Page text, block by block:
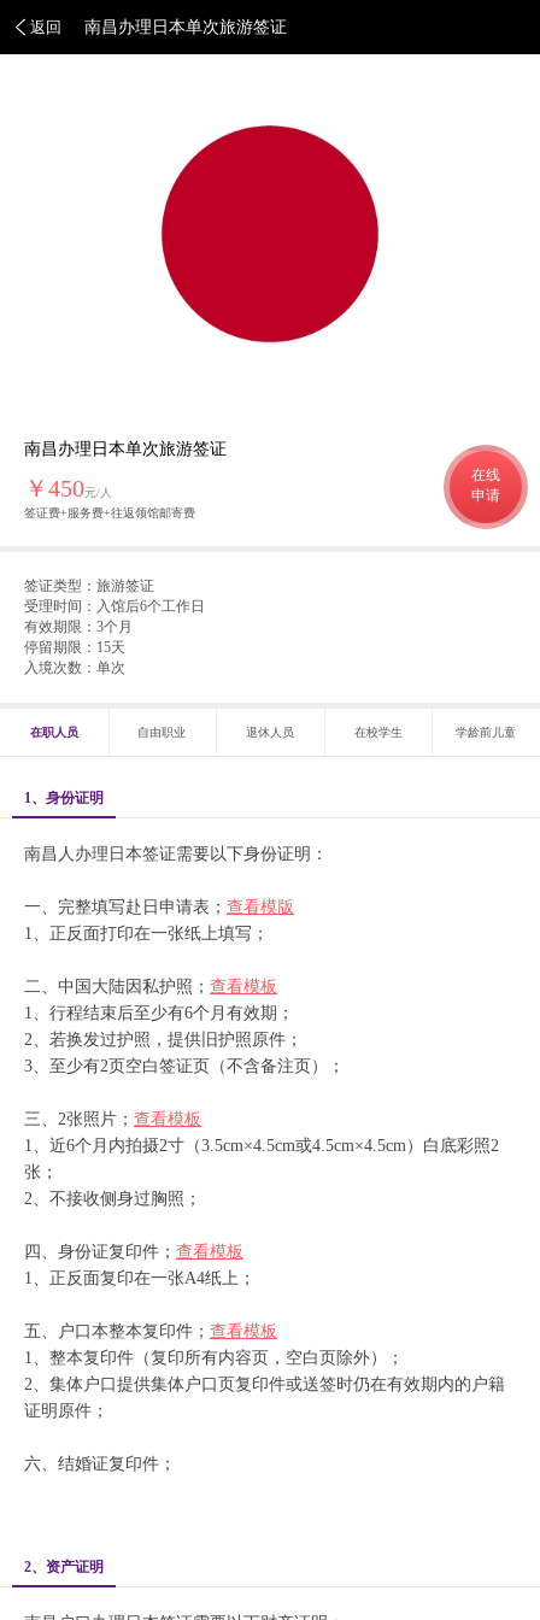
返回 南昌办理日本单次旅游签证
南昌办理日本单次旅游签证
￥450元/人
签证费+服务费+往返领馆邮寄费
在线
申请
签证类型： 旅游签证
受理时间： 入馆后6个工作日
有效期限： 3个月
停留期限： 15天
入境次数： 单次
在职人员 自由职业 退休人员 在校学生 学龄前儿童
1、身份证明
南昌人办理日本签证需要以下身份证明：
一、完整填写赴日申请表； 查看模版
1、正反面打印在一张纸上填写；
二、中国大陆因私护照； 查看模板
1、行程结束后至少有6个月有效期；
2、若换发过护照，提供旧护照原件；
3、至少有2页空白签证页（不含备注页）；
三、2张照片； 查看模板
1、近6个月内拍摄2寸（3.5cm×4.5cm或4.5cm×4.5cm）白底彩照2
张；
2、不接收侧身过胸照；
四、身份证复印件； 查看模板
1、正反面复印在一张A4纸上；
五、户口本整本复印件； 查看模板
1、整本复印件（复印所有内容页，空白页除外）；
2、集体户口提供集体户口页复印件或送签时仍在有效期内的户籍
证明原件；
六、结婚证复印件；
2、资产证明